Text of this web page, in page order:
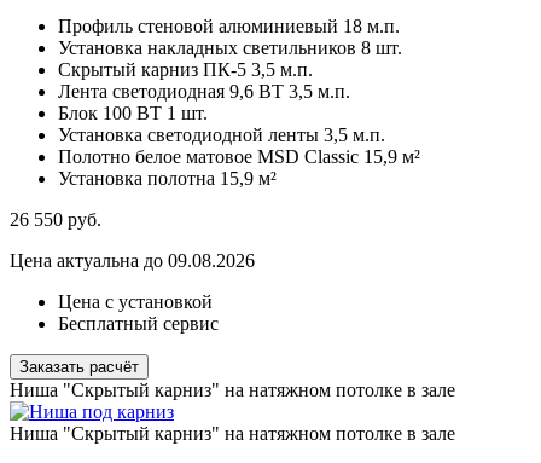
Профиль стеновой алюминиевый 18 м.п.
Установка накладных светильников 8 шт.
Скрытый карниз ПК-5 3,5 м.п.
Лента светодиодная 9,6 ВТ 3,5 м.п.
Блок 100 ВТ 1 шт.
Установка светодиодной ленты 3,5 м.п.
Полотно белое матовое MSD Classic 15,9 м²
Установка полотна 15,9 м²
26 550 руб.
Цена актуальна до 09.08.2026
Цена с установкой
Бесплатный сервис
Заказать расчёт
Ниша "Скрытый карниз" на натяжном потолке в зале
Ниша "Скрытый карниз" на натяжном потолке в зале